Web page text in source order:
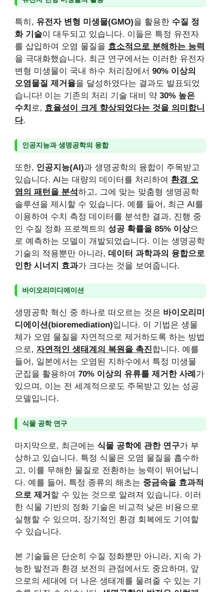
특히, 유전자 변형 미생물(GMO)을 활용한 수질 정
화 기술이 대두되고 있습니다. 이들은 특정 유전자
를 삽입하여 오염 물질을 효소적으로 분해하는 능력
을 극대화했습니다. 최근 연구에서는 이러한 유전자
변형 미생물이 국내 하수 처리장에서 90% 이상의
오염물질 제거율을 달성하였다는 결과도 발표되었
습니다! 이는 기존의 처리 기술 대비 약 30% 높은
수치 로, 효율성이 크게 향상되었다는 것을 의미합니
다.
인공지능과 생명공학의 융합
또한, 인공지능(AI)과 생명공학의 융합이 주목받고
있습니다. AI는 대량의 데이터를 처리하여 환경 오
염의 패턴을 분석하고, 그에 맞는 맞춤형 생명공학
솔루션을 제시할 수 있습니다. 예를 들어, 최근 AI를
이용하여 수치 측정 데이터를 분석한 결과, 진행 중
인 수질 정화 프로젝트의 성공 확률을 85% 이상으
로 예측하는 모델이 개발되었습니다. 이는 생명공학
기술의 적용뿐만 아니라, 데이터 과학과의 융합으로
인한 시너지 효과가 크다는 것을 보여줍니다.
바이오리미디에이션
생명공학 혁신 중 하나로 떠오르는 것은 바이오리미
디에이션(bioremediation)입니다. 이 기법은 생물
체가 오염 물질을 자연적으로 제거하도록 하는 방법
으로, 자연적인 생태계의 복원을 촉진합니다. 예를
들어, 일본에서는 오염된 지하수에서 특정 미생물
군집을 활용하여 70% 이상의 유류를 제거한 사례 가
있으며, 이는 전 세계적으로도 주목받고 있는 성공
모델입니다.
식물 공학 연구
마지막으로, 최근에는 식물 공학에 관한 연구가 부
상하고 있습니다. 특정 식물은 오염 물질을 흡수하
고, 이를 무해한 물질로 전환하는 능력이 뛰어납니
다. 예를 들어, 특정 종류의 해초는 중금속을 효과적
으로 제거 할 수 있는 것으로 알려져 있습니다. 이러
한 식물 기반의 정화 기술은 비교적 낮은 비용으로
실행할 수 있으며, 장기적인 환경 회복에도 기여할
수 있습니다.
본 기술들은 단순히 수질 정화뿐만 아니라, 지속 가
능한 발전과 환경 보전의 관점에서도 중요하며, 앞
으로의 세대에 더 나은 생태계를 물려줄 수 있는 기